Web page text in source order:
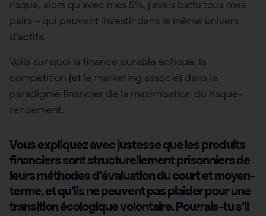
risque, alors qu’avec mes 5%, j’avais battu tous mes
pairs – qui peuvent investir dans le même univers
d’actifs.
Voilà sur quoi la finance durable échoue: la
compétition (et le marketing associé) dans le
paradigme financier de la maximisation du risque-
rendement.
Vous expliquez avec justesse que les produits
financiers sont structurellement prisonniers de
leurs méthodes d’évaluation du court et moyen-
terme, et qu’ils ne peuvent pas plaider pour une
transition écologique volontaire. Pourrais-tu s’il